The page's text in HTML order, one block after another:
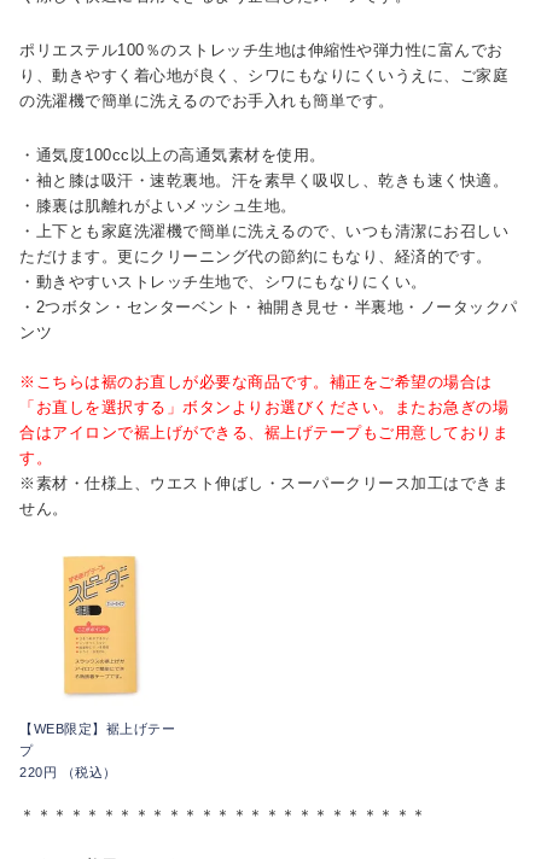
ポリエステル100％のストレッチ生地は伸縮性や弾力性に富んでお
り、動きやすく着心地が良く、シワにもなりにくいうえに、ご家庭
の洗濯機で簡単に洗えるのでお手入れも簡単です。
・通気度100cc以上の高通気素材を使用。
・袖と膝は吸汗・速乾裏地。汗を素早く吸収し、乾きも速く快適。
・膝裏は肌離れがよいメッシュ生地。
・上下とも家庭洗濯機で簡単に洗えるので、いつも清潔にお召しい
ただけます。更にクリーニング代の節約にもなり、経済的です。
・動きやすいストレッチ生地で、シワにもなりにくい。
・2つボタン・センターベント・袖開き見せ・半裏地・ノータックパ
ンツ
※こちらは裾のお直しが必要な商品です。補正をご希望の場合は
「お直しを選択する」ボタンよりお選びください。またお急ぎの場
合はアイロンで裾上げができる、裾上げテープもご用意しておりま
す。
※素材・仕様上、ウエスト伸ばし・スーパークリース加工はできま
せん。
【WEB限定】裾上げテー
プ
220円 （税込）
＊＊＊＊＊＊＊＊＊＊＊＊＊＊＊＊＊＊＊＊＊＊＊＊＊